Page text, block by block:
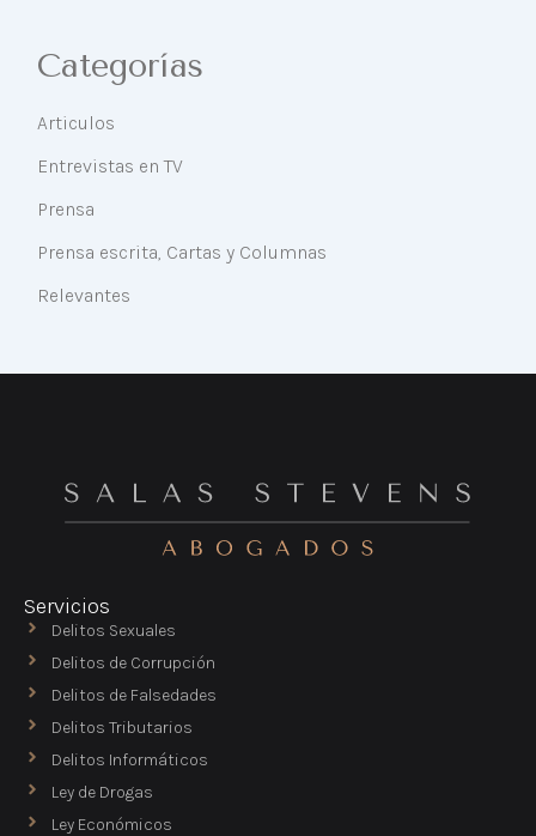
Categorías
Articulos
Entrevistas en TV
Prensa
Prensa escrita, Cartas y Columnas
Relevantes
Servicios
Delitos Sexuales
Delitos de Corrupción
Delitos de Falsedades
Delitos Tributarios
Delitos Informáticos
Ley de Drogas
Ley Económicos